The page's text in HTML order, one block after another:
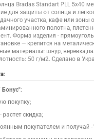
Bradas Standart PLL 5х40
для защиты от солнца и
участка, кафе или зоны
полотна,
Форма изделия -
— крепится на
материалы: шнур,
50 г/м2. Сделано в
покупку;
растет скидка;
покупателем и получай -